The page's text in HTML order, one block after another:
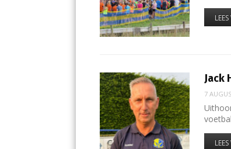
Jack
7